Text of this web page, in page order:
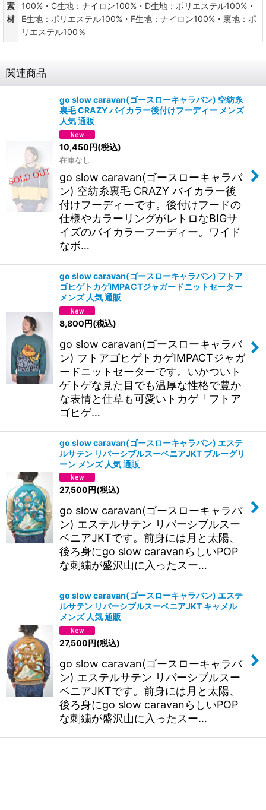
素
材
100%・C生地：ナイロン100%・D生地：ポリエステル100%・
E生地：ポリエステル100%・F生地：ナイロン100%・裏地：ポ
リエステル100％
関連商品
go slow caravan(ゴースローキャラバン) 空紡糸
裏毛 CRAZY バイカラー後付けフーディー メンズ
人気 通販
10,450円(税込)
在庫なし
go slow caravan(ゴースローキャラバ
ン) 空紡糸裏毛 CRAZY バイカラー後
付けフーディーです。後付けフードの
仕様やカラーリングがレトロなBIGサ
イズのバイカラーフーディー。ワイド
なボ…
go slow caravan(ゴースローキャラバン) フトア
ゴヒゲトカゲIMPACTジャガードニットセーター
メンズ 人気 通販
8,800円(税込)
go slow caravan(ゴースローキャラバ
ン) フトアゴヒゲトカゲIMPACTジャガ
ードニットセーターです。いかついト
ゲトゲな見た目でも温厚な性格で豊か
な表情と仕草も可愛いトカゲ「フトア
ゴヒゲ…
go slow caravan(ゴースローキャラバン) エステ
ルサテン リバーシブルスーベニアJKT ブルーグリ
ーン メンズ 人気 通販
27,500円(税込)
go slow caravan(ゴースローキャラバ
ン) エステルサテン リバーシブルスー
ベニアJKTです。前身には月と太陽、
後ろ身にgo slow caravanらしいPOP
な刺繍が盛沢山に入ったスー…
go slow caravan(ゴースローキャラバン) エステ
ルサテン リバーシブルスーベニアJKT キャメル
メンズ 人気 通販
27,500円(税込)
go slow caravan(ゴースローキャラバ
ン) エステルサテン リバーシブルスー
ベニアJKTです。前身には月と太陽、
後ろ身にgo slow caravanらしいPOP
な刺繍が盛沢山に入ったスー…